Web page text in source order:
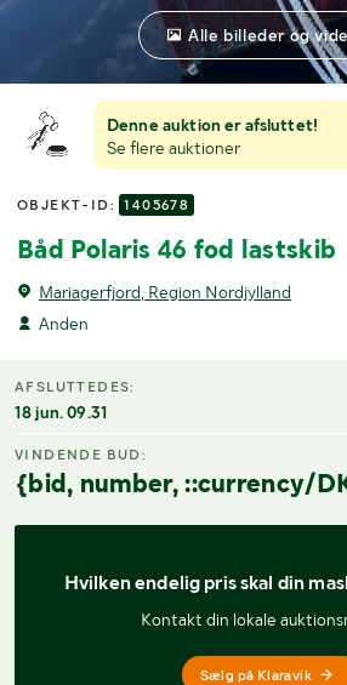
Denne auktion er afsluttet!
Se flere auktioner
OBJEKT-ID: 1405678
Båd Polaris 46 fod lastskib
Mariagerfjord, Region Nordjylland
Anden
Alle billeder og
AFSLUTTEDES:
18 jun. 09.31
VINDENDE BUD:
{bid, number, ::currency/
Hvilken endelig pris skal din
Kontakt din lokale
Sælg på Klaravik